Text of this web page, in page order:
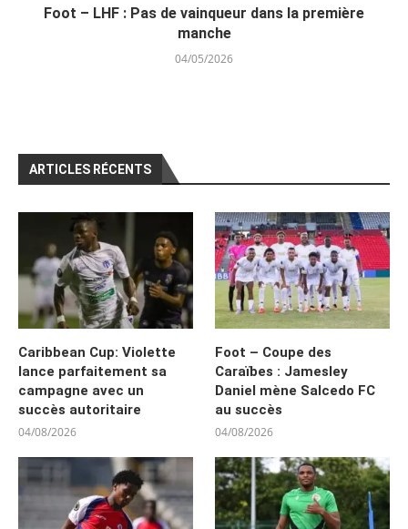
Foot – LHF : Pas de vainqueur dans la première
manche
04/05/2026
ARTICLES RÉCENTS
Caribbean Cup: Violette
lance parfaitement sa
campagne avec un
succès autoritaire
04/08/2026
Foot – Coupe des
Caraïbes : Jamesley
Daniel mène Salcedo FC
au succès
04/08/2026